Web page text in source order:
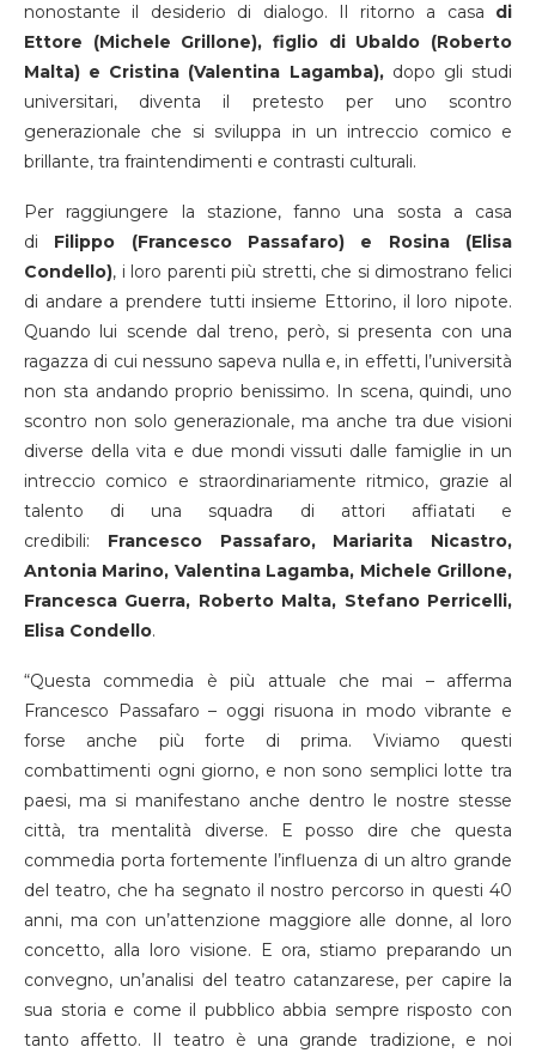
nonostante il desiderio di dialogo. Il ritorno a casa di
Ettore (Michele Grillone), figlio di Ubaldo (Roberto
Malta) e Cristina (Valentina Lagamba),dopo gli studi
universitari, diventa il pretesto per uno scontro
generazionale che si sviluppa in un intreccio comico e
brillante, tra fraintendimenti e contrasti culturali.
Per raggiungere la stazione, fanno una sosta a casa
di Filippo (Francesco Passafaro) e Rosina (Elisa
Condello), i loro parenti più stretti, che si dimostrano felici
di andare a prendere tutti insieme Ettorino, il loro nipote.
Quando lui scende dal treno, però, si presenta con una
ragazza di cui nessuno sapeva nulla e, in effetti, l’università
non sta andando proprio benissimo. In scena, quindi, uno
scontro non solo generazionale, ma anche tra due visioni
diverse della vita e due mondi vissuti dalle famiglie in un
intreccio comico e straordinariamente ritmico, grazie al
talento di una squadra di attori affiatati e
credibili: Francesco Passafaro,
Mariarita Nicastro,
Antonia Marino, Valentina Lagamba, Michele Grillone,
Francesca Guerra, Roberto Malta, Stefano Perricelli,
Elisa Condello.
“Questa commedia è più attuale che mai – afferma
Francesco Passafaro – oggi risuona in modo vibrante e
forse anche più forte di prima. Viviamo questi
combattimenti ogni giorno, e non sono semplici lotte tra
paesi, ma si manifestano anche dentro le nostre stesse
città, tra mentalità diverse. E posso dire che questa
commedia porta fortemente l’influenza di un altro grande
del teatro, che ha segnato il nostro percorso in questi 40
anni, ma con un’attenzione maggiore alle donne, al loro
concetto, alla loro visione. E ora, stiamo preparando un
convegno, un’analisi del teatro catanzarese, per capire la
sua storia e come il pubblico abbia sempre risposto con
tanto affetto. Il teatro è una grande tradizione, e noi